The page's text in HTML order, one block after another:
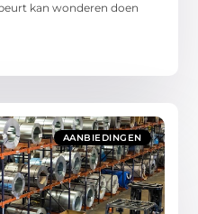
kan wonderen doen
AANBIEDINGEN